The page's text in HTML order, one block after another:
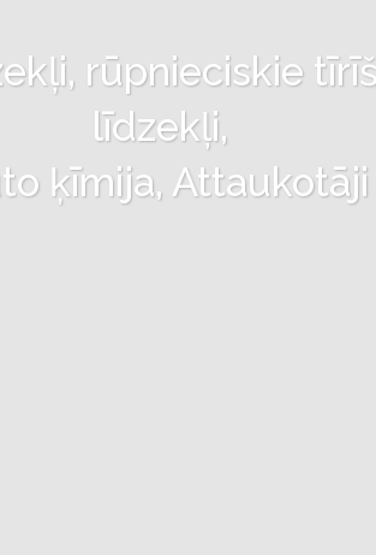
rūpnieciskie
līdzekļi,
ķīmija, Attaukotāji